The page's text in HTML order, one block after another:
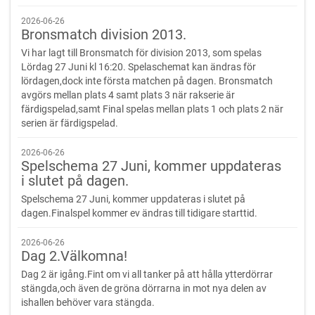
2026-06-26
Bronsmatch division 2013.
Vi har lagt till Bronsmatch för division 2013, som spelas
Lördag 27 Juni kl 16:20. Spelaschemat kan ändras för
lördagen,dock inte första matchen på dagen. Bronsmatch
avgörs mellan plats 4 samt plats 3 när rakserie är
färdigspelad,samt Final spelas mellan plats 1 och plats 2 när
serien är färdigspelad.
2026-06-26
Spelschema 27 Juni, kommer uppdateras
i slutet på dagen.
Spelschema 27 Juni, kommer uppdateras i slutet på
dagen.Finalspel kommer ev ändras till tidigare starttid.
2026-06-26
Dag 2.Välkomna!
Dag 2 är igång.Fint om vi all tanker på att hålla ytterdörrar
stängda,och även de gröna dörrarna in mot nya delen av
ishallen behöver vara stängda.